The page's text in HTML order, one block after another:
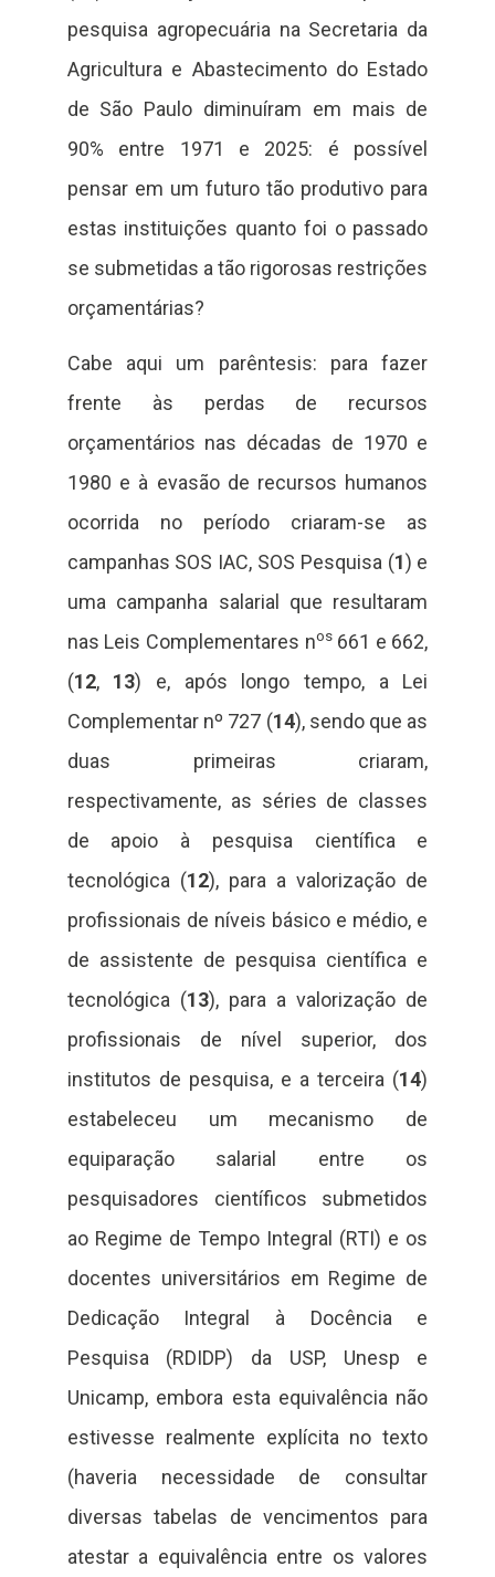
pesquisa agropecuária na Secretaria da
Agricultura e Abastecimento do Estado
de São Paulo diminuíram em mais de
90% entre 1971 e 2025: é possível
pensar em um futuro tão produtivo para
estas instituições quanto foi o passado
se submetidas a tão rigorosas restrições
orçamentárias?
Cabe aqui um parêntesis: para fazer
frente às perdas de recursos
orçamentários nas décadas de 1970 e
1980 e à evasão de recursos humanos
ocorrida no período criaram-se as
campanhas SOS IAC, SOS Pesquisa (1) e
uma campanha salarial que resultaram
nas Leis Complementares nos 661 e 662,
(12, 13) e, após longo tempo, a Lei
Complementar nº 727 (14), sendo que as
duas primeiras criaram,
respectivamente, as séries de classes
de apoio à pesquisa científica e
tecnológica (12), para a valorização de
profissionais de níveis básico e médio, e
de assistente de pesquisa científica e
tecnológica (13), para a valorização de
profissionais de nível superior, dos
institutos de pesquisa, e a terceira (14)
estabeleceu um mecanismo de
equiparação salarial entre os
pesquisadores científicos submetidos
ao Regime de Tempo Integral (RTI) e os
docentes universitários em Regime de
Dedicação Integral à Docência e
Pesquisa (RDIDP) da USP, Unesp e
Unicamp, embora esta equivalência não
estivesse realmente explícita no texto
(haveria necessidade de consultar
diversas tabelas de vencimentos para
atestar a equivalência entre os valores